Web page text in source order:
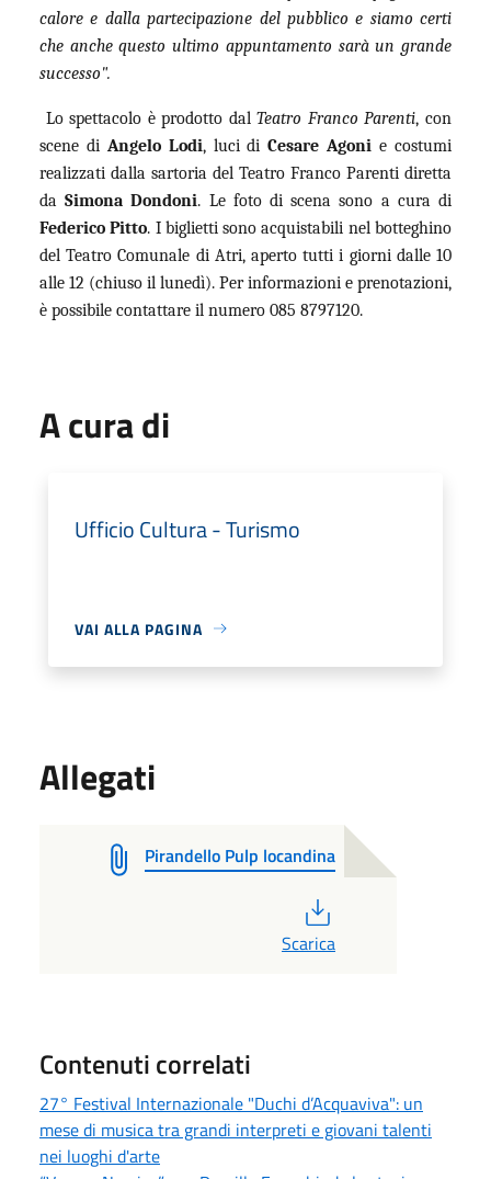
calore e dalla partecipazione del pubblico e siamo certi
che anche questo ultimo appuntamento sarà un grande
successo".
Lo spettacolo è prodotto dalTeatro Franco Parenti, con
scene di Angelo Lodi, luci diCesare Agoni e costumi
realizzati dalla sartoria del Teatro Franco Parenti diretta
daSimona Dondoni. Le foto di scena sono a cura di
Federico Pitto. I biglietti sono acquistabili nel botteghino
del Teatro Comunale di Atri, aperto tutti i giorni dalle 10
alle 12 (chiuso il lunedì). Per informazioni e prenotazioni,
è possibile contattare il numero 085 8797120.
A cura di
Ufficio Cultura - Turismo
VAI ALLA PAGINA
Allegati
Pirandello Pulp locandina
Scarica
Contenuti correlati
27° Festival Internazionale "Duchi d’Acquaviva": un
mese di musica tra grandi interpreti e giovani talenti
nei luoghi d'arte